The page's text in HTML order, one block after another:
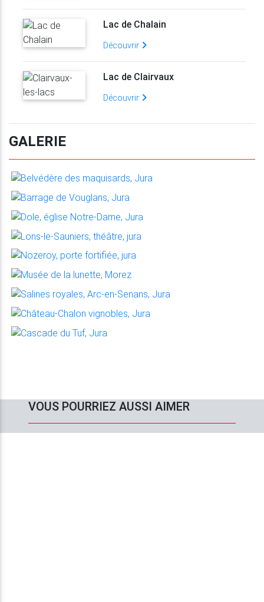
Lac de Chalain
Découvrir
Lac de Clairvaux
Découvrir
GALERIE
VOUS POURRIEZ AUSSI AIMER